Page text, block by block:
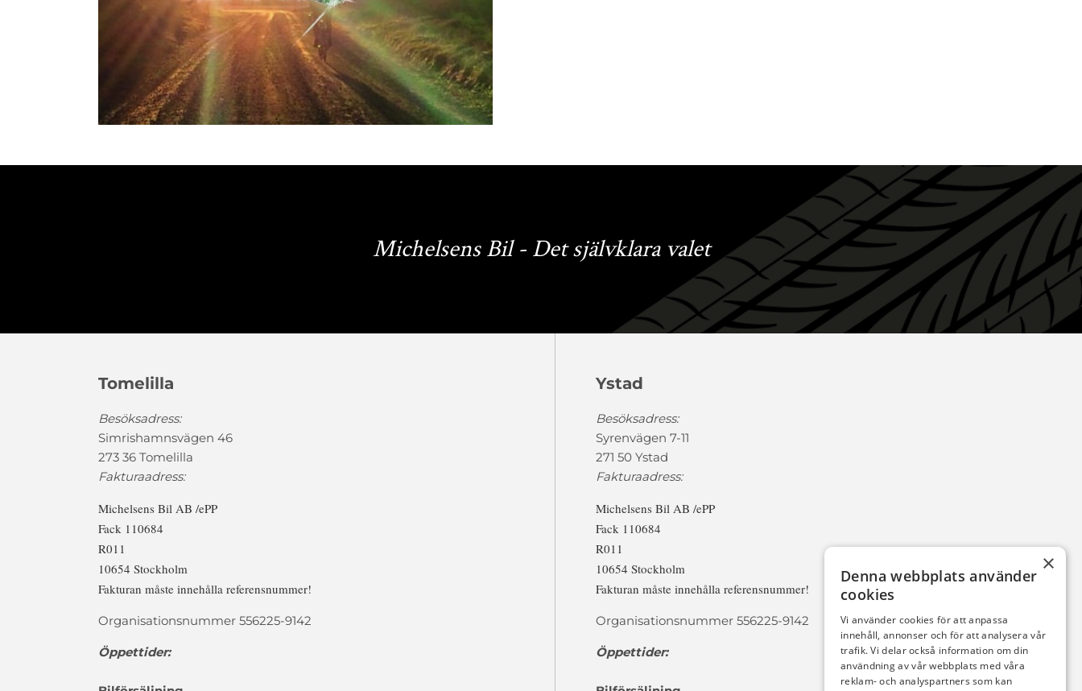
Michelsens Bil - Det självklara valet
Tomelilla
Besöksadress:
Simrishamnsvägen 46
273 36 Tomelilla
Fakturaadress:
Michelsens Bil AB /ePP
Fack 110684
R011
10654 Stockholm
Fakturan måste innehålla referensnummer!
Organisationsnummer 556225-9142
Öppettider:
Ystad
Besöksadress:
Syrenvägen 7-11
271 50 Ystad
Fakturaadress:
Michelsens Bil AB /ePP
Fack 110684
R011
10654 Stockholm
Fakturan måste innehålla referensnummer!
Organisationsnummer 556225-9142
Öppettider:
×
Denna webbplats använder
cookies
Vi använder cookies för att anpassa
innehåll, annonser och för att analysera vår
trafik. Vi delar också information om din
användning av vår webbplats med våra
reklam- och analyspartners som kan